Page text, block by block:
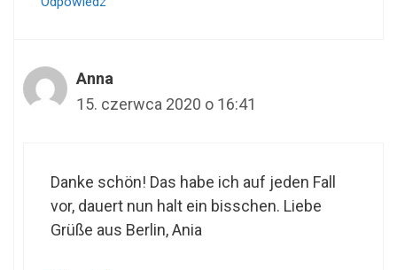
Anna
15. czerwca 2020 o 16:41
Danke schön! Das habe ich auf jeden Fall
vor, dauert nun halt ein bisschen. Liebe
Grüße aus Berlin, Ania